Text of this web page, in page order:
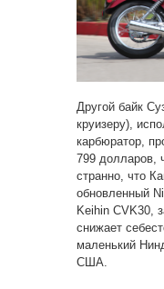
Другой байк
круизеру),
карбюратор,
799 долларов,
странно, что
обновленный
Keihin CVK30,
снижает
маленький
США.